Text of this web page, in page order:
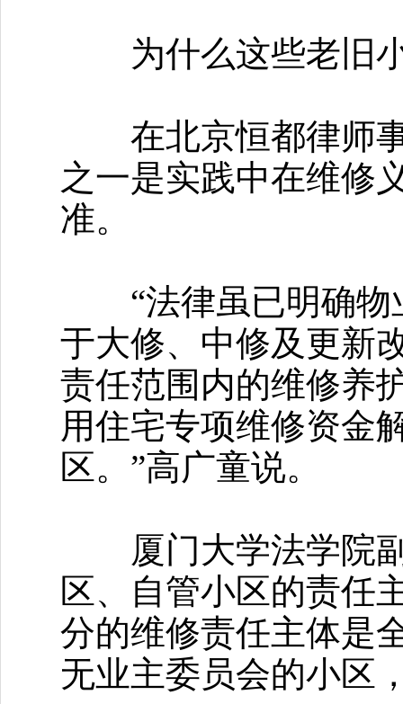
为什么这些老旧小
在北京恒都律师事
之一是实践中在维修
准。
“法律虽已明确物
于大修、中修及更新
责任范围内的维修养
用住宅专项维修资金
区。”高广童说。
厦门大学法学院副
区、自管小区的责任
分的维修责任主体是
无业主委员会的小区